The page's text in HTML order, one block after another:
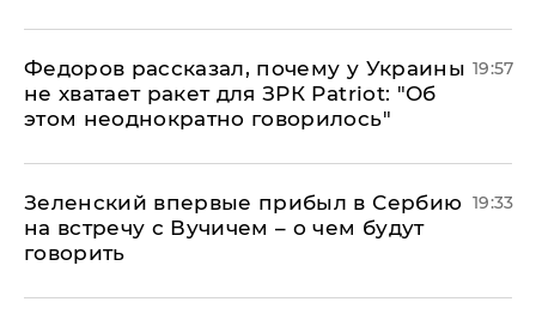
Федоров рассказал, почему у Украины
не хватает ракет для ЗРК Patriot: "Об
этом неоднократно говорилось"
19:57
Зеленский впервые прибыл в Сербию
на встречу с Вучичем – о чем будут
говорить
19:33